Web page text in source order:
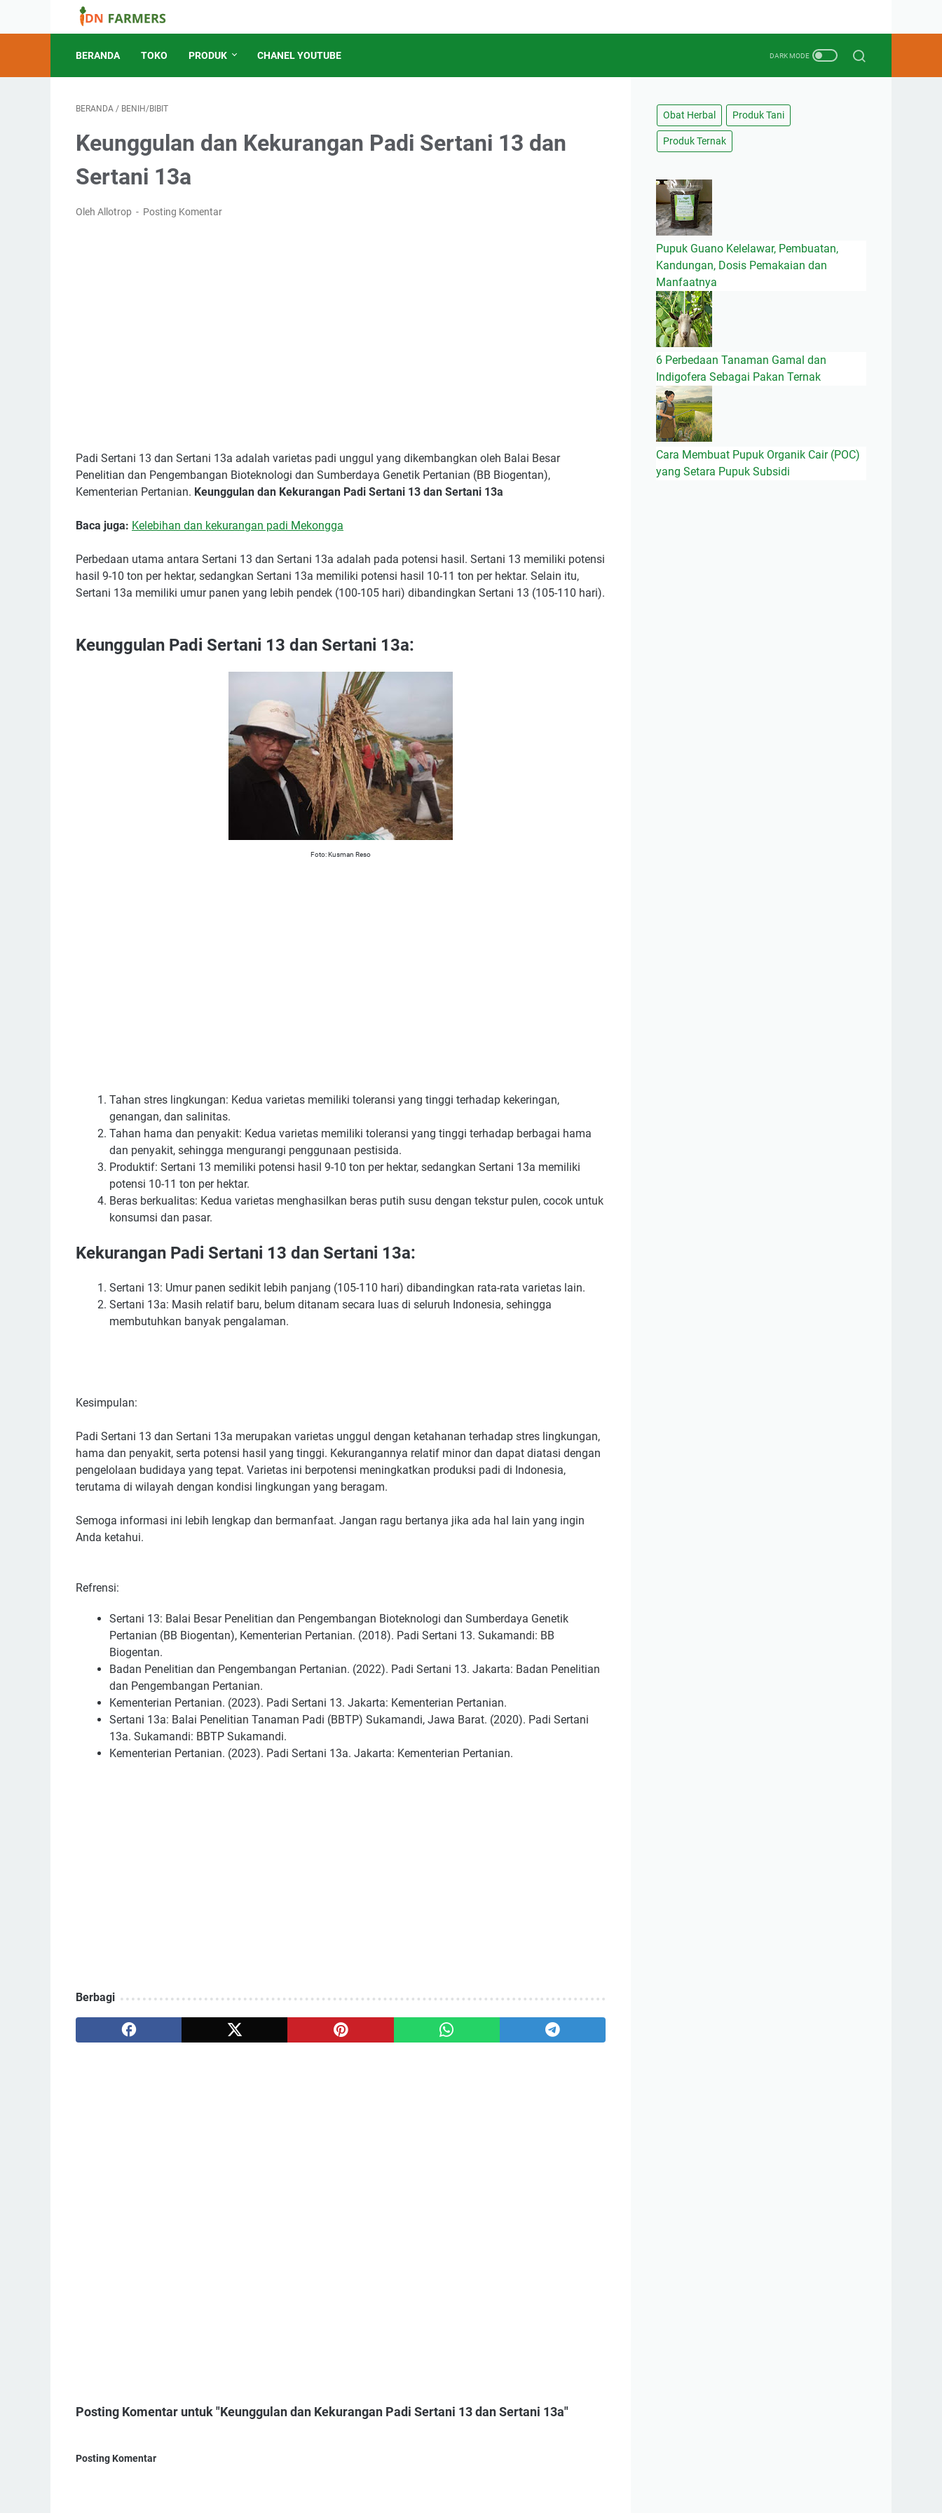
BERANDA TOKO PRODUK CHANEL YOUTUBE
BERANDA / BENIH/BIBIT
Keunggulan dan Kekurangan Padi Sertani 13 dan
Sertani 13a
Oleh Allotrop Posting Komentar
Padi Sertani 13 dan Sertani 13a adalah varietas padi unggul yang dikembangkan oleh Balai Besar
Penelitian dan Pengembangan Bioteknologi dan Sumberdaya Genetik Pertanian (BB Biogentan),
Kementerian Pertanian. Keunggulan dan Kekurangan Padi Sertani 13 dan Sertani 13a
Baca juga: Kelebihan dan kekurangan padi Mekongga
Perbedaan utama antara Sertani 13 dan Sertani 13a adalah pada potensi hasil. Sertani 13 memiliki potensi
hasil 9-10 ton per hektar, sedangkan Sertani 13a memiliki potensi hasil 10-11 ton per hektar. Selain itu,
Sertani 13a memiliki umur panen yang lebih pendek (100-105 hari) dibandingkan Sertani 13 (105-110 hari).
Keunggulan Padi Sertani 13 dan Sertani 13a:
Foto: Kusman Reso
Tahan stres lingkungan: Kedua varietas memiliki toleransi yang tinggi terhadap kekeringan,
genangan, dan salinitas.
Tahan hama dan penyakit: Kedua varietas memiliki toleransi yang tinggi terhadap berbagai hama
dan penyakit, sehingga mengurangi penggunaan pestisida.
Produktif: Sertani 13 memiliki potensi hasil 9-10 ton per hektar, sedangkan Sertani 13a memiliki
potensi 10-11 ton per hektar.
Beras berkualitas: Kedua varietas menghasilkan beras putih susu dengan tekstur pulen, cocok untuk
konsumsi dan pasar.
Kekurangan Padi Sertani 13 dan Sertani 13a:
Sertani 13: Umur panen sedikit lebih panjang (105-110 hari) dibandingkan rata-rata varietas lain.
Sertani 13a: Masih relatif baru, belum ditanam secara luas di seluruh Indonesia, sehingga
membutuhkan banyak pengalaman.
Kesimpulan:
Padi Sertani 13 dan Sertani 13a merupakan varietas unggul dengan ketahanan terhadap stres lingkungan,
hama dan penyakit, serta potensi hasil yang tinggi. Kekurangannya relatif minor dan dapat diatasi dengan
pengelolaan budidaya yang tepat. Varietas ini berpotensi meningkatkan produksi padi di Indonesia,
terutama di wilayah dengan kondisi lingkungan yang beragam.
Semoga informasi ini lebih lengkap dan bermanfaat. Jangan ragu bertanya jika ada hal lain yang ingin
Anda ketahui.
Refrensi:
Sertani 13: Balai Besar Penelitian dan Pengembangan Bioteknologi dan Sumberdaya Genetik
Pertanian (BB Biogentan), Kementerian Pertanian. (2018). Padi Sertani 13. Sukamandi: BB
Biogentan.
Badan Penelitian dan Pengembangan Pertanian. (2022). Padi Sertani 13. Jakarta: Badan Penelitian
dan Pengembangan Pertanian.
Kementerian Pertanian. (2023). Padi Sertani 13. Jakarta: Kementerian Pertanian.
Sertani 13a: Balai Penelitian Tanaman Padi (BBTP) Sukamandi, Jawa Barat. (2020). Padi Sertani
13a. Sukamandi: BBTP Sukamandi.
Kementerian Pertanian. (2023). Padi Sertani 13a. Jakarta: Kementerian Pertanian.
Berbagi
Posting Komentar untuk "Keunggulan dan Kekurangan Padi Sertani 13 dan Sertani 13a"
Posting Komentar
Obat Herbal Produk Tani
Produk Ternak
Pupuk Guano Kelelawar, Pembuatan,
Kandungan, Dosis Pemakaian dan
Manfaatnya
6 Perbedaan Tanaman Gamal dan
Indigofera Sebagai Pakan Ternak
Cara Membuat Pupuk Organik Cair (POC)
yang Setara Pupuk Subsidi